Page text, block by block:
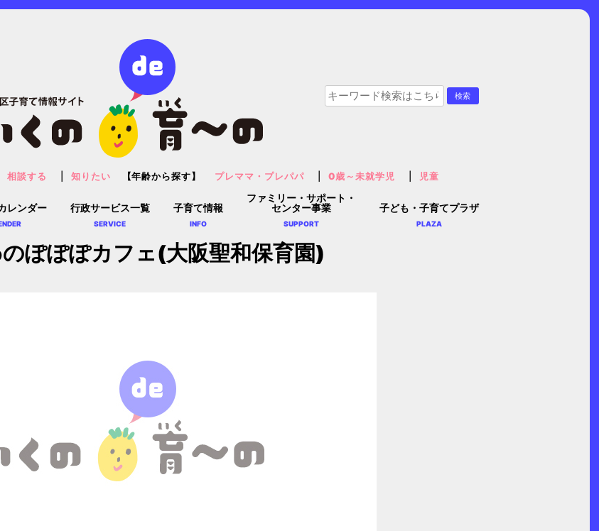
レンダー 行政サービス一覧
SERVICE
子育て情報
INFO
ファミリー・サポート・
センター事業
SUPPORT
子ども・子育てプラザ
PLAZA
相談する 知りたい 【年齢から探す】 プレママ・プレパパ 0歳～未就学児 児童
ぽぽぽカフェ(大阪聖和保育園)